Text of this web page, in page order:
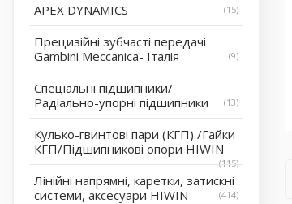
APEX DYNAMICS 15
Прецизійні зубчасті передачі
Gambini Meccanica- Італія
9
Спеціальні підшипники/
Радіально-упорні підшипники
13
Кулько-гвинтові пари (КГП) /Гайки
КГП/Підшипникові опори HIWIN
115
Лінійні напрямні, каретки, затискні
системи, аксесуари HIWIN
414